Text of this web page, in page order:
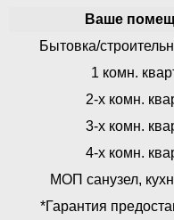
Ваше
Бытовка/
1 комн.
2-х комн.
3-х комн.
4-х комн.
МОП санузел,
*Гарантия